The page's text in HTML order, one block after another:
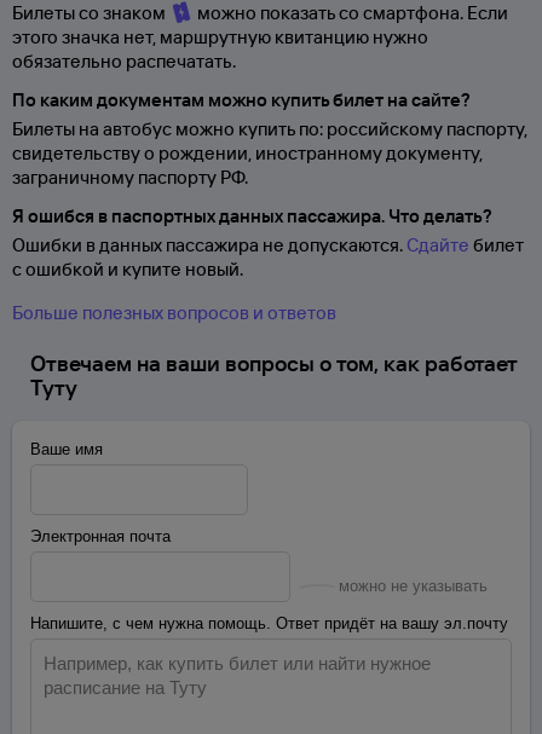
Билеты со знаком
можно показать со смартфона. Если
этого значка нет, маршрутную квитанцию нужно
обязательно распечатать.
По каким документам можно купить билет на сайте?
Билеты на автобус можно купить по: российскому паспорту,
свидетельству о рождении, иностранному документу,
заграничному паспорту РФ.
Я ошибся в паспортных данных пассажира. Что делать?
Ошибки в данных пассажира не допускаются. Сдайте билет
с ошибкой и купите новый.
Больше полезных вопросов и ответов
Отвечаем на ваши вопросы о том, как работает
Туту
Ваше имя
Электронная почта
можно не указывать
Напишите, с чем нужна помощь. Ответ придёт на вашу эл.почту